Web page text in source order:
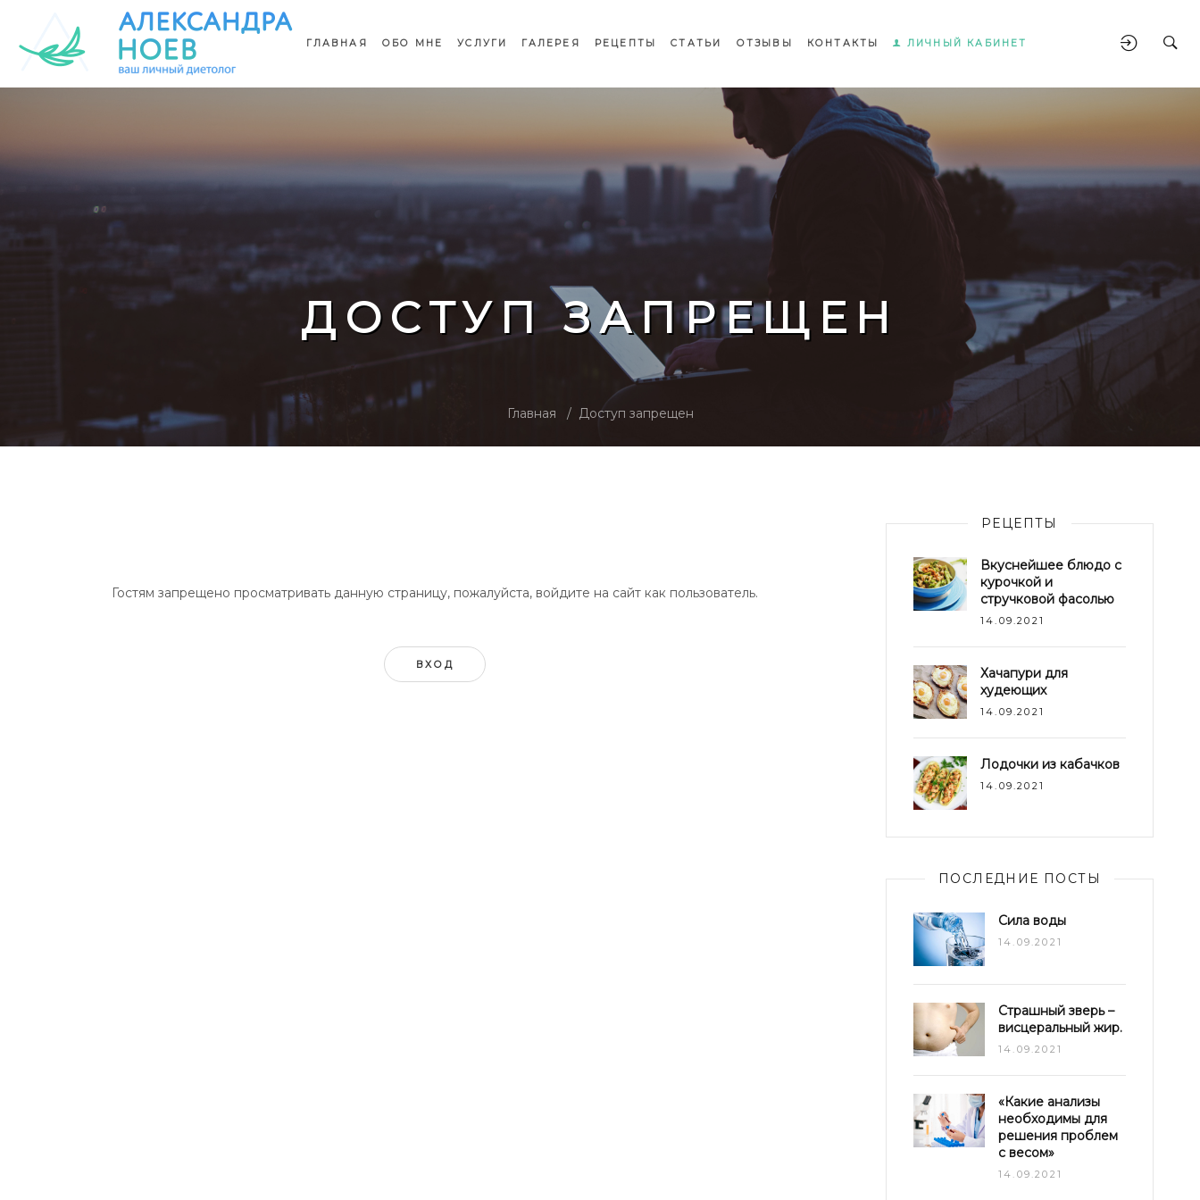
ГЛАВНАЯ ОБО МНЕ УСЛУГИ ГАЛЕРЕЯ РЕЦЕПТЫ СТАТЬИ ОТЗЫВЫ КОНТАКТЫ ЛИЧНЫЙ КАБИНЕТ
ДОСТУП ЗАПРЕЩЕН
Главная Доступ запрещен
Гостям запрещено просматривать данную страницу, пожалуйста, войдите на сайт как пользователь.
ВХОД
РЕЦЕПТЫ
Вкуснейшее блюдо с
курочкой и
стручковой фасолью
14.09.2021
Хачапури для
худеющих
14.09.2021
Лодочки из кабачков
14.09.2021
ПОСЛЕДНИЕ ПОСТЫ
Сила воды
14.09.2021
Страшный зверь –
висцеральный жир.
14.09.2021
«Какие анализы
необходимы для
решения проблем
с весом»
14.09.2021